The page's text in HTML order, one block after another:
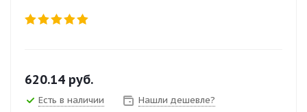
620.14 руб.
Есть в наличии Нашли дешевле?